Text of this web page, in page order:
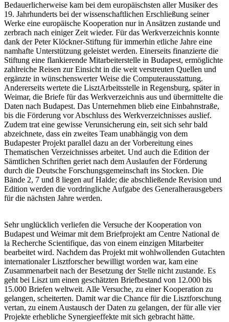
Bedauerlicherweise kam bei dem europäischsten aller Musiker des
19. Jahrhunderts bei der wissenschaftlichen Erschließung seiner
Werke eine europäische Kooperation nur in Ansätzen zustande und
zerbrach nach einiger Zeit wieder. Für das Werkverzeichnis konnte
dank der Peter Klöckner-Stiftung für immerhin etliche Jahre eine
namhafte Unterstützung geleistet werden. Einerseits finanzierte die
Stiftung eine flankierende Mitarbeiterstelle in Budapest, ermöglichte
zahlreiche Reisen zur Einsicht in die weit verstreuten Quellen und
ergänzte in wünschenswerter Weise die Computerausstattung.
Andererseits wertete die LisztArbeitsstelle in Regensburg, später in
Weimar, die Briefe für das Werkverzeichnis aus und übermittelte die
Daten nach Budapest. Das Unternehmen blieb eine Einbahnstraße,
bis die Förderung vor Abschluss des Werkverzeichnisses auslief.
Zudem trat eine gewisse Verunsicherung ein, seit sich sehr bald
abzeichnete, dass ein zweites Team unabhängig von dem
Budapester Projekt parallel dazu an der Vorbereitung eines
Thematischen Verzeichnisses arbeitet. Und auch die Edition der
Sämtlichen Schriften geriet nach dem Auslaufen der Förderung
durch die Deutsche Forschungsgemeinschaft ins Stocken. Die
Bände 2, 7 und 8 liegen auf Halde; die abschließende Revision und
Edition werden die vordringliche Aufgabe des Generalherausgebers
für die nächsten Jahre werden.
Sehr unglücklich verliefen die Versuche der Kooperation von
Budapest und Weimar mit dem Briefprojekt am Centre National de
la Recherche Scientifique, das von einem einzigen Mitarbeiter
bearbeitet wird. Nachdem das Projekt mit wohlwollenden Gutachten
internationaler Lisztforscher bewilligt worden war, kam eine
Zusammenarbeit nach der Besetzung der Stelle nicht zustande. Es
geht bei Liszt um einen geschätzten Briefbestand von 12.000 bis
15.000 Briefen weltweit. Alle Versuche, zu einer Kooperation zu
gelangen, scheiterten. Damit war die Chance für die Lisztforschung
vertan, zu einem Austausch der Daten zu gelangen, der für alle vier
Projekte erhebliche Synergieeffekte mit sich gebracht hätte.